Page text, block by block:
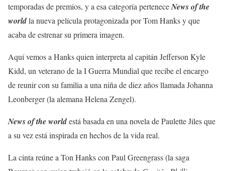
temporadas de premios, y a esa categoría perteneceNews of the
worldla nueva película protagonizada por Tom Hanks y que
acaba de estrenar su primera imagen.
Aquí vemos a Hanks quien interpreta al capitán Jefferson Kyle
Kidd, un veterano de la I Guerra Mundial que recibe el encargo
de reunir con su familia a una niña de diez años llamada Johanna
Leonberger (la alemana Helena Zengel).
News of the worldestá basada en una novela de Paulette Jiles que
a su vez está inspirada en hechos de la vida real.
La cinta reúne a Ton Hanks con Paul Greengrass (la saga